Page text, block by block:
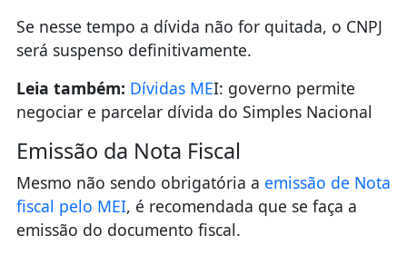
Se nesse tempo a dívida não for quitada, o CNPJ
será suspenso definitivamente.
Leia também: Dívidas MEI: governo permite
negociar e parcelar dívida do Simples Nacional
Emissão da Nota Fiscal
Mesmo não sendo obrigatória a emissão de Nota
fiscal pelo MEI, é recomendada que se faça a
emissão do documento fiscal.